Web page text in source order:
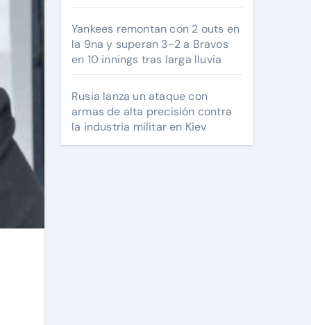
Yankees remontan con 2 outs en
la 9na y superan 3-2 a Bravos
en 10 innings tras larga lluvia
Rusia lanza un ataque con
armas de alta precisión contra
la industria militar en Kiev